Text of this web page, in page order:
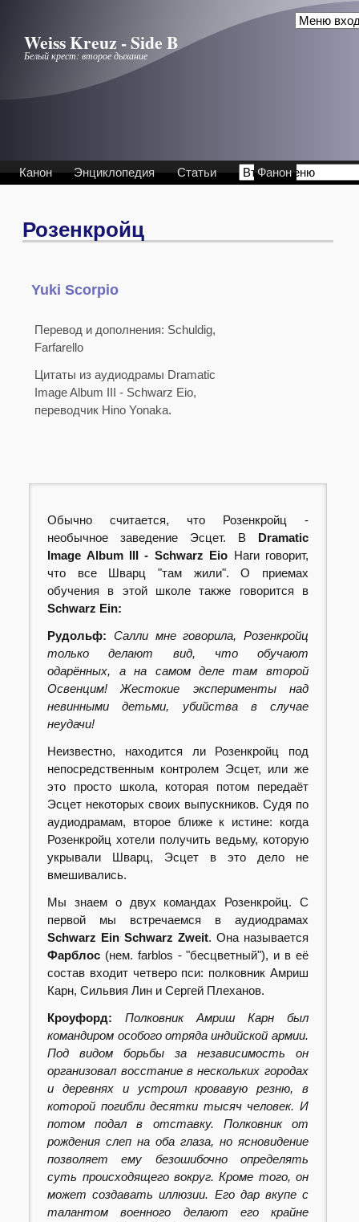
Weiss Kreuz - Side B
Белый крест: второе дыхание
Канон Энциклопедия Статьи Фанон
Розенкройц
Yuki Scorpio
Перевод и дополнения: Schuldig,
Farfarеllo
Цитаты из аудиодрамы Dramatic
Image Album III - Schwarz Eiо,
переводчик Hino Yonaka.
Обычно считается, что Розенкройц -
необычное заведение Эсцет. В Dramatic
Image Album III - Schwarz Eiо Наги говорит,
что все Шварц "там жили". О приемах
обучения в этой школе также говорится в
Schwarz Ein:
Рудольф: Салли мне говорила, Розенкройц
только делают вид, что обучают
одарённых, а на самом деле там второй
Освенцим! Жестокие эксперименты над
невинными детьми, убийства в случае
неудачи!
Неизвестно, находится ли Розенкройц под
непосредственным контролем Эсцет, или же
это просто школа, которая потом передаёт
Эсцет некоторых своих выпускников. Судя по
аудиодрамам, второе ближе к истине: когда
Розенкройц хотели получить ведьму, которую
укрывали Шварц, Эсцет в это дело не
вмешивались.
Мы знаем о двух командах Розенкройц. С
первой мы встречаемся в аудиодрамах
Schwarz Ein Schwarz Zweit. Она называется
Фарблос (нем. farblos - "бесцветный"), и в её
состав входит четверо пси: полковник Амриш
Карн, Сильвия Лин и Сергей Плеханов.
Кроуфорд:
Полковник Амриш Карн был
командиром особого отряда индийской армии.
Под видом борьбы за независимость он
организовал восстание в нескольких городах
и деревнях и устроил кровавую резню, в
которой погибли десятки тысяч человек. И
потом подал в отставку. Полковник от
рождения слеп на оба глаза, но ясновидение
позволяет ему безошибочно определять
суть происходящего вокруг. Кроме того, он
может создавать иллюзии. Его дар вкупе с
талантом военного делают его крайне